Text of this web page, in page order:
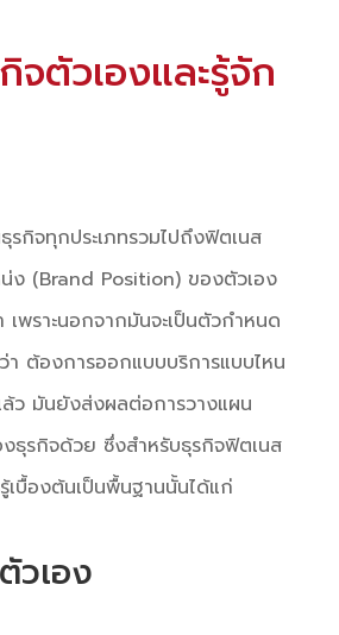
จตัวเองและรู้จัก
กิจทุกประเภทรวมไปถึงฟิตเนส
ง (Brand Position) ของตัวเอง
พราะนอกจากมันจะเป็นตัวกำหนด
ต้องการออกแบบบริการแบบไหน
ว มันยังส่งผลต่อการวางแผน
งธุรกิจด้วย ซึ่งสำหรับธุรกิจฟิตเนส
บื้องต้นเป็นพื้นฐานนั้นได้แก่
วเอง